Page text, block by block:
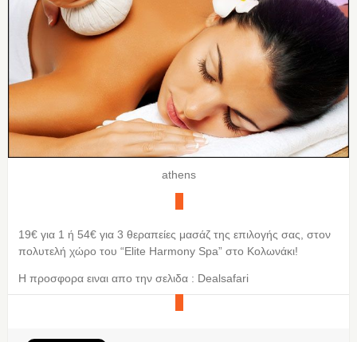
athens
19€ για 1 ή 54€ για 3 θεραπείες μασάζ της επιλογής σας, στον
πολυτελή χώρο του “Elite Harmony Spa” στο Κολωνάκι!
Η προσφορα ειναι απο την σελιδα : Dealsafari